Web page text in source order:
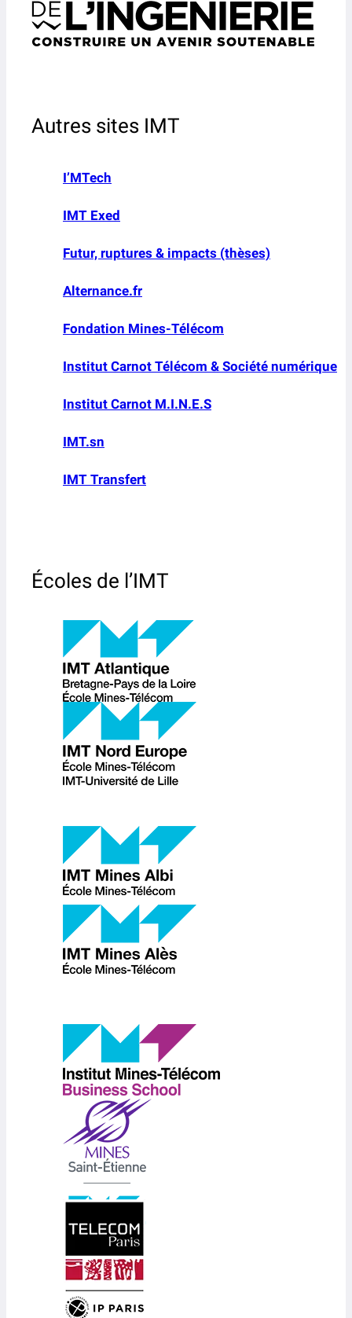
Autres sites IMT
I’MTech
IMT Exed
Futur, ruptures & impacts (thèses)
Alternance.fr
Fondation Mines-Télécom
Institut Carnot Télécom & Société numérique
Institut Carnot M.I.N.E.S
IMT.sn
IMT Transfert
Écoles de l’IMT